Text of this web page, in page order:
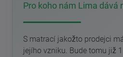
Pro koho nám Lima dává
S matrací jakožto prodejci
jejího vzniku. Bude tomu již